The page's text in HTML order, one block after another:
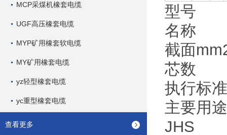
MCP采煤机橡套电缆
UGF高压橡套电缆
MYP矿用橡套软电缆
MY矿用橡套电缆
yz轻型橡套电缆
yc重型橡套电缆
查看更多
型号
名称
截面
芯数
执行标准
主要用途
JHS